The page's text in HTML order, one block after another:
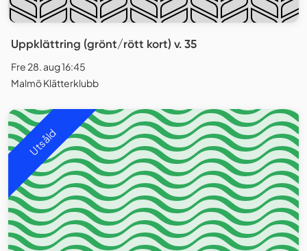
Uppklättring (grönt/rött kort) v. 35
Fre 28. aug 16:45
Malmö Klätterklubb
Utsåld